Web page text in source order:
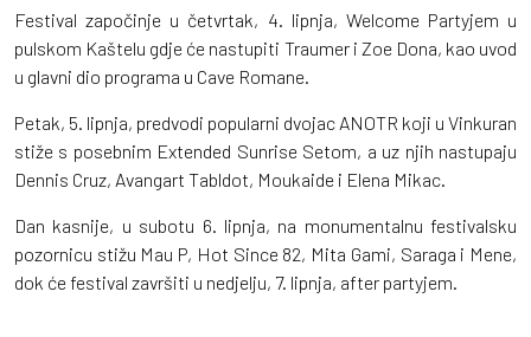
Festival započinje u četvrtak, 4. lipnja, Welcome Partyjem u
pulskom Kaštelu gdje će nastupiti Traumer i Zoe Dona, kao uvod
u glavni dio programa u Cave Romane.
Petak, 5. lipnja, predvodi popularni dvojac ANOTR koji u Vinkuran
stiže s posebnim Extended Sunrise Setom, a uz njih nastupaju
Dennis Cruz, Avangart Tabldot, Moukaide i Elena Mikac.
Dan kasnije, u subotu 6. lipnja, na monumentalnu festivalsku
pozornicu stižu Mau P, Hot Since 82, Mita Gami, Saraga i Mene,
dok će festival završiti u nedjelju, 7. lipnja, after partyjem.